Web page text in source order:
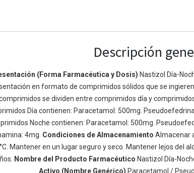
Descripción
(Forma Farmacéutica y Dosis) Nastizol Día-
en formato de comprimidos sólidos que se
se dividen entre comprimidos día y
Día contienen: Paracetamol: 500mg.
Noche contienen: Paracetamol: 500mg.
4mg. Condiciones de Almacenamiento Almacenar
Mantener en un lugar seguro y seco. Mantener lejos del
Nombre del Producto Farmacéutico Nastizol Día-
Activo (Nombre Genérico) Paracetamol /
de Ínteres
de
de privacidad
Acerca de
Somos un equipo de personas
mejorar la vida de todos a través
Construimos grandes productos
de negocio. Nuestros productos
pequeñas y medianas empresas
rendimiento.